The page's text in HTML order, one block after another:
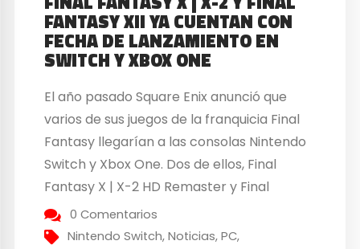
FANTASY XII YA CUENTAN CON
FECHA DE LANZAMIENTO EN
SWITCH Y XBOX ONE
El año pasado Square Enix anunció que
varios de sus juegos de la franquicia Final
Fantasy llegarían a las consolas Nintendo
Switch y Xbox One. Dos de ellos, Final
Fantasy X | X-2 HD Remaster y Final
Fantasy XII: The Zodiac Age, serán los
siguientes en aterrizar en nuestras
0 Comentarios
Nintendo Switch,Noticias,PC,